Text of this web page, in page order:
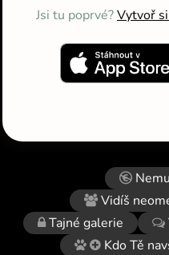
Jsi tu poprvé?Vytvoř
Vidíš
Tajné galerie
Kdo Tě